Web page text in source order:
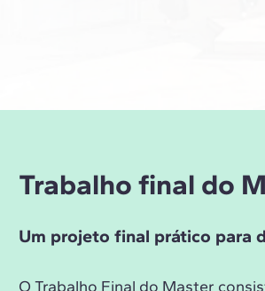
Trabalho final do
Um projeto final prático para
O Trabalho Final do Master